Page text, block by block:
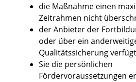
die Maßnahme einen
Zeitrahmen nicht
der Anbieter der
oder über ein
Qualitätssicherung
Sie die persönlichen
Fördervoraussetzungen